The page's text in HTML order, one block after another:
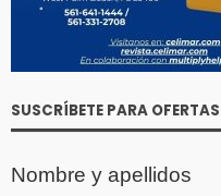
SUSCRÍBETE PARA
Nombre y apellidos